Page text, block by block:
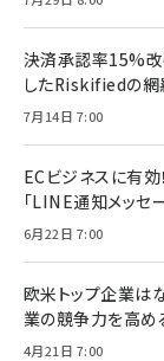
決済承認率15%改
したRiskifiedの
7月14日 7:00
ECビジネスに有
「LINE通知メッセ
6月22日 7:00
欧米トップ企業は
業の競争力を高め
4月21日 7:00